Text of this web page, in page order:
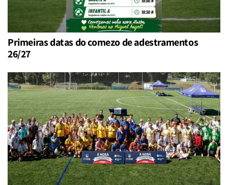
Primeiras datas do comezo de adestramentos
26/27